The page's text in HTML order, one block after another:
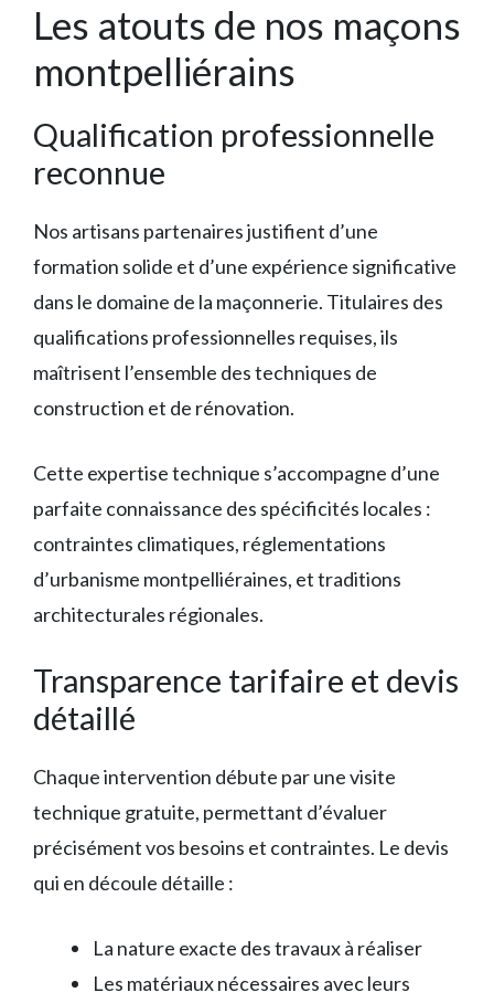
Les atouts de nos maçons
montpelliérains
Qualification professionnelle
reconnue
Nos artisans partenaires justifient d’une
formation solide et d’une expérience significative
dans le domaine de la maçonnerie. Titulaires des
qualifications professionnelles requises, ils
maîtrisent l’ensemble des techniques de
construction et de rénovation.
Cette expertise technique s’accompagne d’une
parfaite connaissance des spécificités locales :
contraintes climatiques, réglementations
d’urbanisme montpelliéraines, et traditions
architecturales régionales.
Transparence tarifaire et devis
détaillé
Chaque intervention débute par une visite
technique gratuite, permettant d’évaluer
précisément vos besoins et contraintes. Le devis
qui en découle détaille :
La nature exacte des travaux à réaliser
Les matériaux nécessaires avec leurs